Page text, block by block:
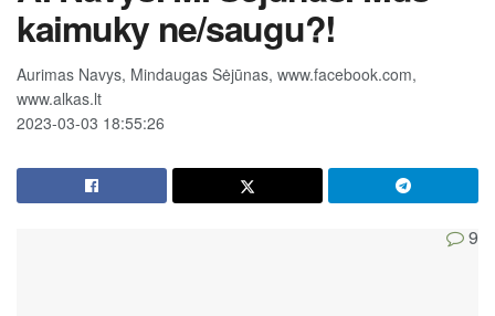
kaimuky ne/saugu?!
Aurimas Navys, Mindaugas Sėjūnas, www.facebook.com,
www.alkas.lt
2023-03-03 18:55:26
9